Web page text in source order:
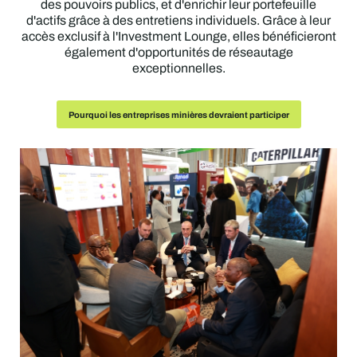
des pouvoirs publics, et d'enrichir leur portefeuille
d'actifs grâce à des entretiens individuels. Grâce à leur
accès exclusif à l'Investment Lounge, elles bénéficieront
également d'opportunités de réseautage
exceptionnelles.
Pourquoi les entreprises minières devraient participer
ainsi que des contacts qui les aideront à faire progresser
leurs activités.
Pourquoi les petites sociétés minières devraient participer
Pourquoi les prestataires de services miniers devraient participer
infrastructures ainsi que le renforcement des capacités.
Pourquoi les gouvernements devraient y participer
possibilités d'investissement dans le secteur minier.
Pourquoi les investisseurs devraient y assister
Pourquoi les acheteurs industriels en aval devraient participer
contribuer activement au débat.
Pourquoi les collectivités devraient y participer